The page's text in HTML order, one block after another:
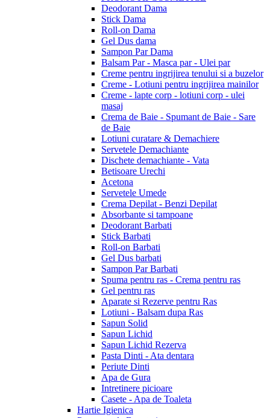
Deodorant Dama
Stick Dama
Roll-on Dama
Gel Dus dama
Sampon Par Dama
Balsam Par - Masca par - Ulei par
Creme pentru ingrijirea tenului si a buzelor
Creme - Lotiuni pentru ingrijirea mainilor
Creme - lapte corp - lotiuni corp - ulei
masaj
Crema de Baie - Spumant de Baie - Sare
de Baie
Lotiuni curatare & Demachiere
Servetele Demachiante
Dischete demachiante - Vata
Betisoare Urechi
Acetona
Servetele Umede
Crema Depilat - Benzi Depilat
Absorbante si tampoane
Deodorant Barbati
Stick Barbati
Roll-on Barbati
Gel Dus barbati
Sampon Par Barbati
Spuma pentru ras - Crema pentru ras
Gel pentru ras
Aparate si Rezerve pentru Ras
Lotiuni - Balsam dupa Ras
Sapun Solid
Sapun Lichid
Sapun Lichid Rezerva
Pasta Dinti - Ata dentara
Periute Dinti
Apa de Gura
Intretinere picioare
Casete - Apa de Toaleta
Hartie Igienica